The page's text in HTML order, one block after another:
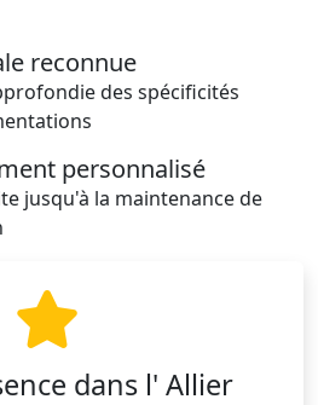
reconnue
des spécificités
personnalisé
jusqu'à la maintenance de
dans l' Allier